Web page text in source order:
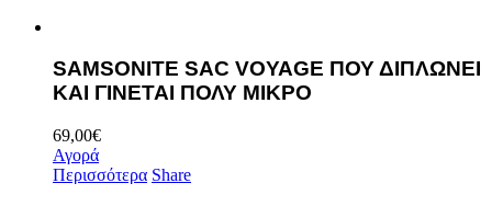
SAMSONITE SAC VOYAGE ΠΟΥ ΔΙΠΛΩΝΕΙ
ΚΑΙ ΓΙΝΕΤΑΙ ΠΟΛΥ ΜΙΚΡΟ
69,00€
Αγορά
Περισσότερα Share